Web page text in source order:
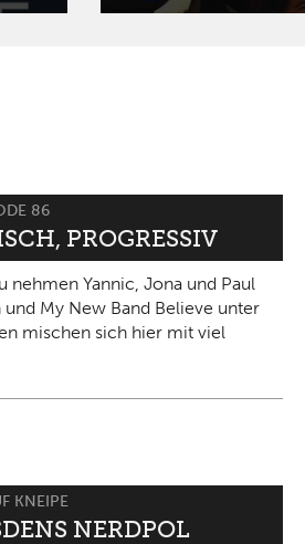
86
PROGRESSIV
nehmen Yannic, Jona und Paul
My New Band Believe unter
mischen sich hier mit viel
KNEIPE
NERDPOL